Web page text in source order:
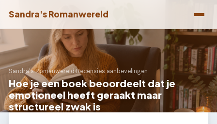
Sandra's Romanwereld
Sandra's Romanwereld›Recensies aanbevelingen
Hoe je een boek beoordeelt dat je
emotioneel heeft geraakt maar
structureel zwak is